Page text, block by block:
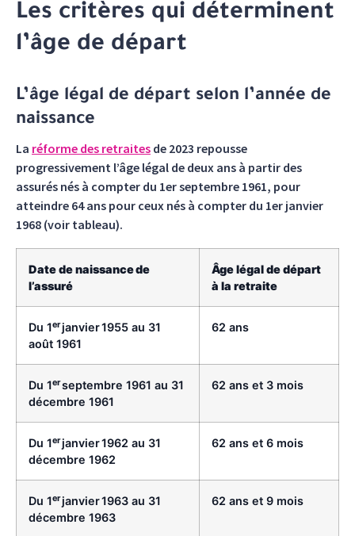
Les critères qui déterminent
l’âge de départ
L’âge légal de départ selon l’année de
naissance
La réforme des retraites de 2023 repousse
progressivement l’âge légal de deux ans à partir des
assurés nés à compter du 1er septembre 1961, pour
atteindre 64 ans pour ceux nés à compter du 1er janvier
1968 (voir tableau).
Date de naissance de
l’assuré
Âge légal de départ
à la retraite
Du 1erjanvier 1955 au 31
août 1961
62 ans
Du 1erseptembre 1961 au 31
décembre 1961
62 ans et 3 mois
Du 1erjanvier 1962 au 31
décembre 1962
62 ans et 6 mois
Du 1erjanvier 1963 au 31
décembre 1963
62 ans et 9 mois